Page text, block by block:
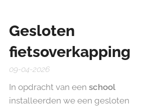
Gesloten
fietsoverkapping
09-04-2026
In opdracht van een school
installeerden we een gesloten